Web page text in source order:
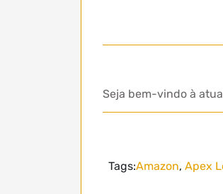
Seja bem-vindo à
Tags:Amazon, Apex